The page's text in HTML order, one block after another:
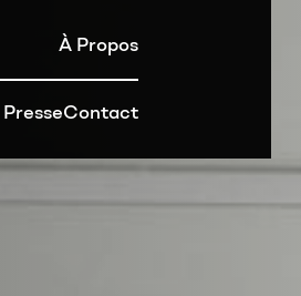
À Propos
PresseContact